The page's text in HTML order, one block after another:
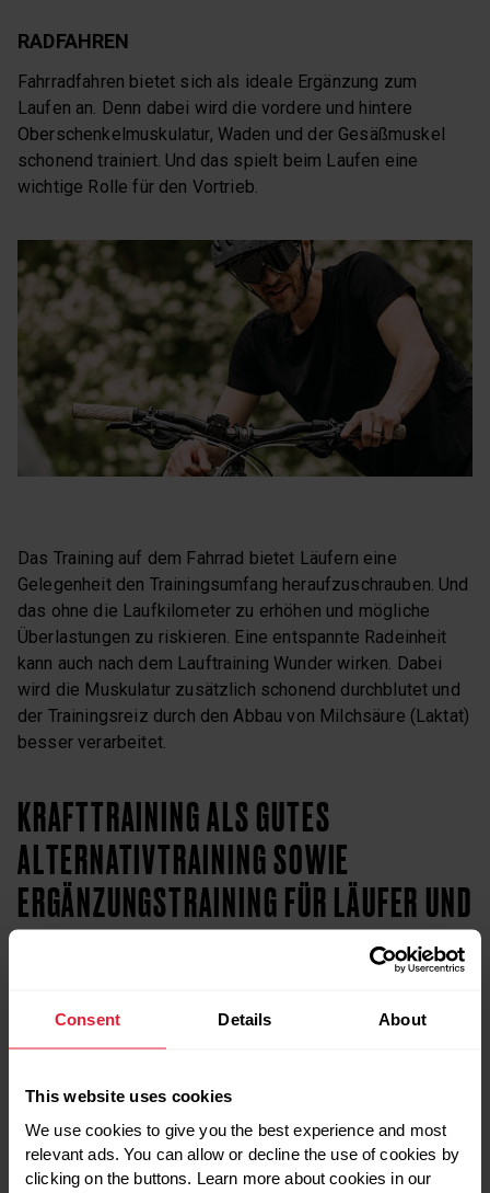
Consent Details About
This website uses cookies
We use cookies to give you the best experience and most
relevant ads. You can allow or decline the use of cookies by
clicking on the buttons. Learn more about cookies in our
RADFAHREN
Fahrradfahren bietet sich als ideale Ergänzung zum
Laufen an. Denn dabei wird die vordere und hintere
Oberschenkelmuskulatur, Waden und der Gesäßmuskel
schonend trainiert. Und das spielt beim Laufen eine
wichtige Rolle für den Vortrieb.
Das Training auf dem Fahrrad bietet Läufern eine
Gelegenheit den Trainingsumfang heraufzuschrauben. Und
das ohne die Laufkilometer zu erhöhen und mögliche
Überlastungen zu riskieren. Eine entspannte Radeinheit
kann auch nach dem Lauftraining Wunder wirken. Dabei
wird die Muskulatur zusätzlich schonend durchblutet und
der Trainingsreiz durch den Abbau von Milchsäure (Laktat)
besser verarbeitet.
KRAFTTRAINING ALS GUTES
ALTERNATIVTRAINING SOWIE
ERGÄNZUNGSTRAINING FÜR LÄUFER UND
TRIATHLETEN
Alternativtraining darstellen, sondern ein
Übungen senken das Verletzungsrisiko, können Laufstil-
und Ökonomie positiv beeinflussen und bringen eine